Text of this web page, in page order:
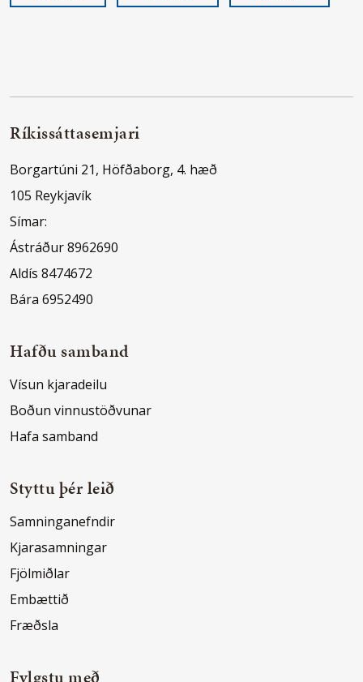
Ríkissáttasemjari
Borgartúni 21, Höfðaborg, 4. hæð
105 Reykjavík
Símar:
Ástráður 8962690
Aldís 8474672
Bára 6952490
Hafðu samband
Vísun kjaradeilu
Boðun vinnustöðvunar
Hafa samband
Styttu þér leið
Samninganefndir
Kjarasamningar
Fjölmiðlar
Embættið
Fræðsla
Fylgstu með